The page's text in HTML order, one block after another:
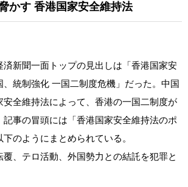
かす 香港国家安全維持法
新聞一面トップの見出しは「香港国家安
統制強化 一国二制度危機」だった。中国
安全維持法によって、香港の一国二制度が
事の冒頭には「香港国家安全維持法のポ
のようにまとめられている。
覆、テロ活動、外国勢力との結託を犯罪と